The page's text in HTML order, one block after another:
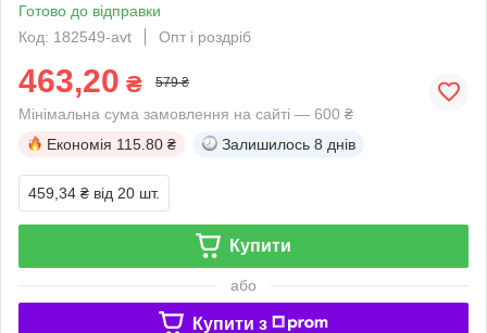
Готово до відправки
Код: 182549-avt
Опт і роздріб
463,20 ₴ 579 ₴
Мінімальна сума замовлення на сайті — 600 ₴
Економія 115.80 ₴ Залишилось 8 днів
459,34 ₴ від 20 шт.
Купити
або
Купити з